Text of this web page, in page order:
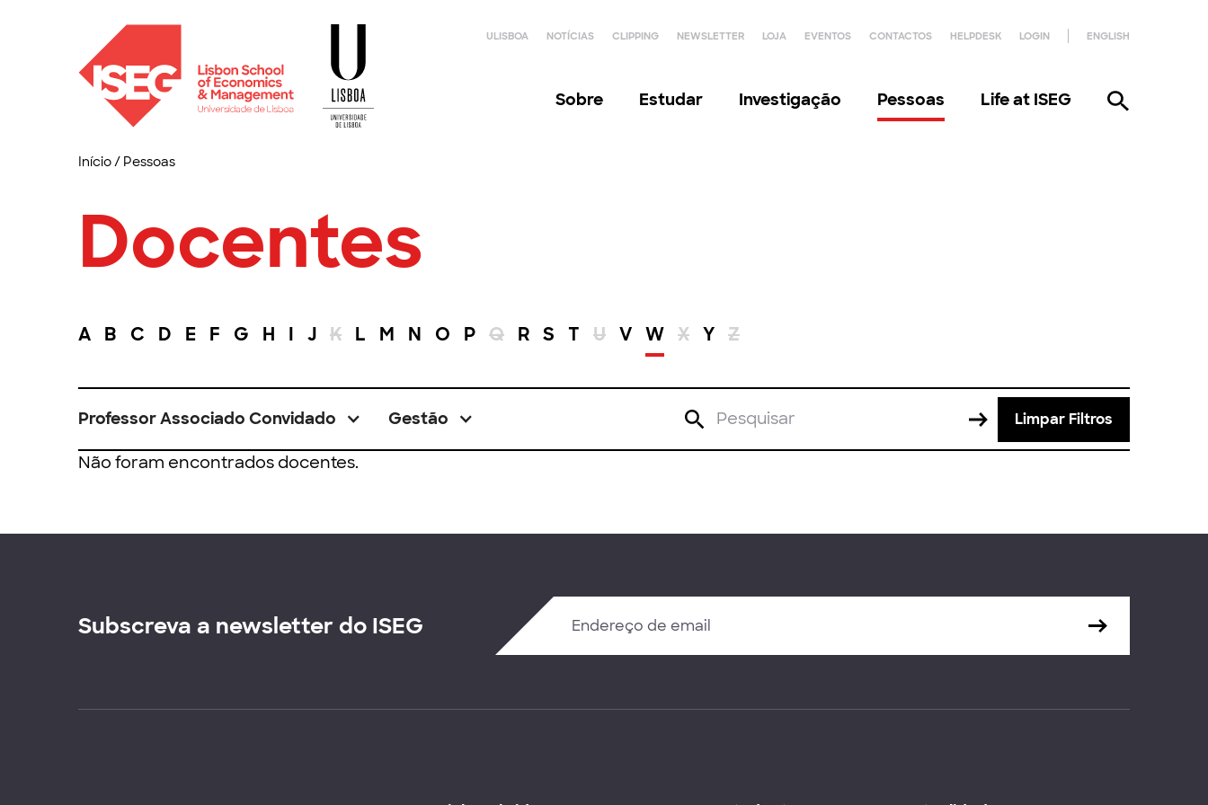
ULISBOA NOTÍCIAS CLIPPING NEWSLETTER LOJA EVENTOS CONTACTOS HELPDESK LOGIN ENGLISH
Sobre Estudar Investigação Pessoas Life at ISEG
Início/ Pessoas
Docentes
A B C D E F G H I J K L M N O P Q R S T U V W X Y Z
Professor Associado Convidado Gestão Limpar Filtros
Não foram encontrados docentes.
Subscreva a newsletter do ISEG